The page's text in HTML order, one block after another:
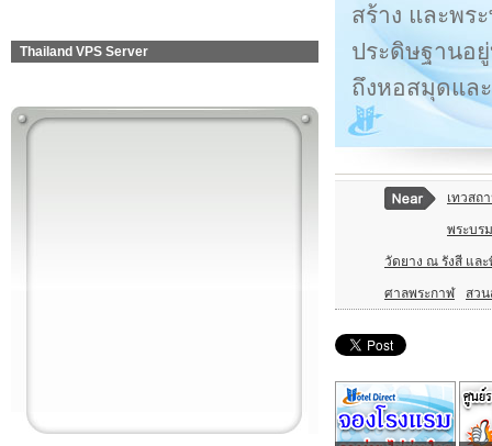
Thailand VPS Server
สร้าง และพร
ประดิษฐานอ
ถึงหอสมุดแล
เทวสถ
พระบร
วัดยาง ณ รังสี แล
ศาลพระกาฬ สว